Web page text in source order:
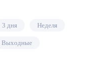
3 дня Неделя
Выходные